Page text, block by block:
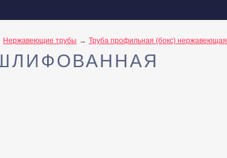
Нержавеющие трубы Труба профильная (бокс) нержавеющая